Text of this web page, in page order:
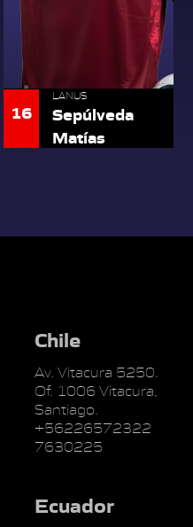
16
LANUS
Sepúlveda
Matías
Chile
Av. Vitacura 5250.
Of. 1006 Vitacura,
Santiago.
+56226572322
7630225
Ecuador